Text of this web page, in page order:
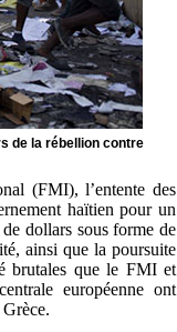
de la rébellion contre
(FMI), l’entente des
haïtien pour un
dollars sous forme de
ainsi que la poursuite
brutales que le FMI et
européenne ont